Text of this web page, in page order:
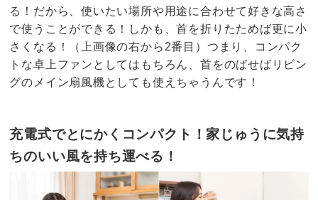
る！だから、使いたい場所や用途に合わせて好きな高さ
で使うことができる！しかも、首を折りたためば更に小
さくなる！（上画像の右から2番目）つまり、コンパク
トな卓上ファンとしてはもちろん、首をのばせばリビン
グのメイン扇風機としても使えちゃうんです！
充電式でとにかくコンパクト！家じゅうに気持
ちのいい風を持ち運べる！